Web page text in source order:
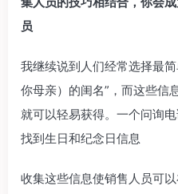
员
我继续说到人们经常选择最
你母亲）的闺名”，而这些信
就可以轻易获得。一个问询
找到生日和纪念日信息
收集这些信息使销售人员可